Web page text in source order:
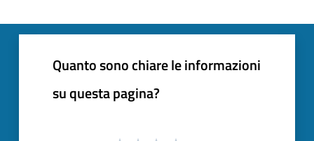
Quanto sono chiare le informazioni
su questa pagina?